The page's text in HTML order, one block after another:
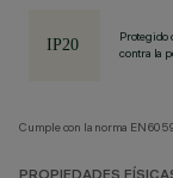
Protegido
contra la
Cumple con la norma